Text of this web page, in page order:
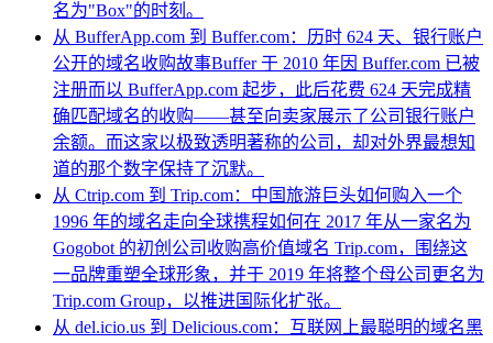
名为"Box"的时刻。
从 BufferApp.com 到 Buffer.com：历时 624 天、银行账户
公开的域名收购故事Buffer 于 2010 年因 Buffer.com 已被
注册而以 BufferApp.com 起步，此后花费 624 天完成精
确匹配域名的收购——甚至向卖家展示了公司银行账户
余额。而这家以极致透明著称的公司，却对外界最想知
道的那个数字保持了沉默。
从 Ctrip.com 到 Trip.com：中国旅游巨头如何购入一个
1996 年的域名走向全球携程如何在 2017 年从一家名为
Gogobot 的初创公司收购高价值域名 Trip.com，围绕这
一品牌重塑全球形象，并于 2019 年将整个母公司更名为
Trip.com Group，以推进国际化扩张。
从 del.icio.us 到 Delicious.com：互联网上最聪明的域名黑